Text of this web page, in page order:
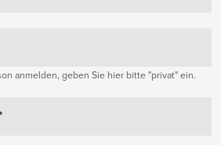
anmelden, geben Sie hier bitte "privat" ein.